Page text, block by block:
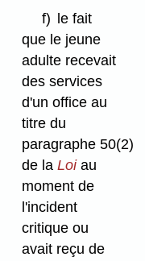
f)
le fait
que le jeune
adulte recevait
des services
d'un office au
titre du
paragraphe 50(2)
de laLoiau
moment de
l'incident
critique ou
avait reçu de